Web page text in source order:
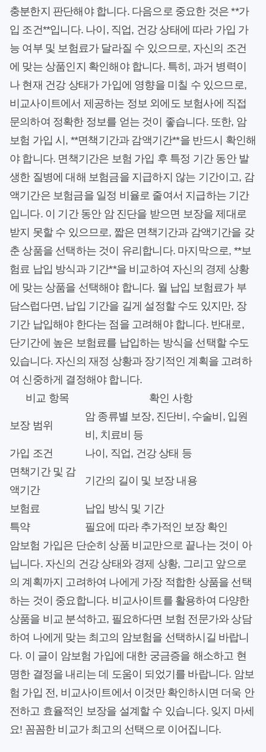
충분한지 판단해야 합니다. 다음으로 중요한 것은 **가
입 조건**입니다. 나이, 직업, 건강 상태에 따라 가입 가
능 여부 및 보험료가 달라질 수 있으므로, 자신의 조건
에 맞는 상품인지 확인해야 합니다. 특히, 과거 병력이
나 현재 건강 상태가 가입에 영향을 미칠 수 있으므로,
비교사이트에서 제공하는 정보 외에도 보험사에 직접
문의하여 정확한 정보를 얻는 것이 좋습니다. 또한, 암
보험 가입 시, **면책기간과 감액기간**을 반드시 확인해
야 합니다. 면책기간은 보험 가입 후 특정 기간 동안 발
생한 질병에 대해 보험금을 지급하지 않는 기간이고, 감
액기간은 보험금을 일정 비율로 줄여서 지급하는 기간
입니다. 이 기간 동안 암 진단을 받으면 보장을 제대로
받지 못할 수 있으므로, 짧은 면책기간과 감액기간을 갖
춘 상품을 선택하는 것이 유리합니다. 마지막으로, **보
험료 납입 방식과 기간**을 비교하여 자신의 경제 상황
에 맞는 상품을 선택해야 합니다. 월 납입 보험료가 부
담스럽다면, 납입 기간을 길게 설정할 수도 있지만, 장
기간 납입해야 한다는 점을 고려해야 합니다. 반대로,
단기간에 높은 보험료를 납입하는 방식을 선택할 수도
있습니다. 자신의 재정 상황과 장기적인 계획을 고려하
여 신중하게 결정해야 합니다.
비교 항목
확인 사항
보장 범위
암 종류별 보장, 진단비, 수술비, 입원
비, 치료비 등
가입 조건
나이, 직업, 건강 상태 등
면책기간 및 감
액기간
기간의 길이 및 보장 내용
보험료
납입 방식 및 기간
특약
필요에 따라 추가적인 보장 확인
암보험 가입은 단순히 상품 비교만으로 끝나는 것이 아
닙니다. 자신의 건강 상태와 경제 상황, 그리고 앞으로
의 계획까지 고려하여 나에게 가장 적합한 상품을 선택
하는 것이 중요합니다. 비교사이트를 활용하여 다양한
상품을 비교 분석하고, 필요하다면 보험 전문가와 상담
하여 나에게 맞는 최고의 암보험을 선택하시길 바랍니
다. 이 글이 암보험 가입에 대한 궁금증을 해소하고 현
명한 결정을 내리는 데 도움이 되었기를 바랍니다. 암보
험 가입 전, 비교사이트에서 이것만 확인하시면 더욱 안
전하고 효율적인 보장을 설계할 수 있습니다. 잊지 마세
요! 꼼꼼한 비교가 최고의 선택으로 이어집니다.